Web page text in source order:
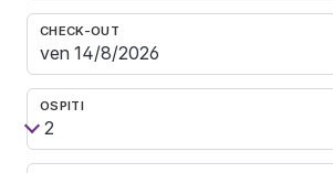
CHECK-OUT
OSPITI